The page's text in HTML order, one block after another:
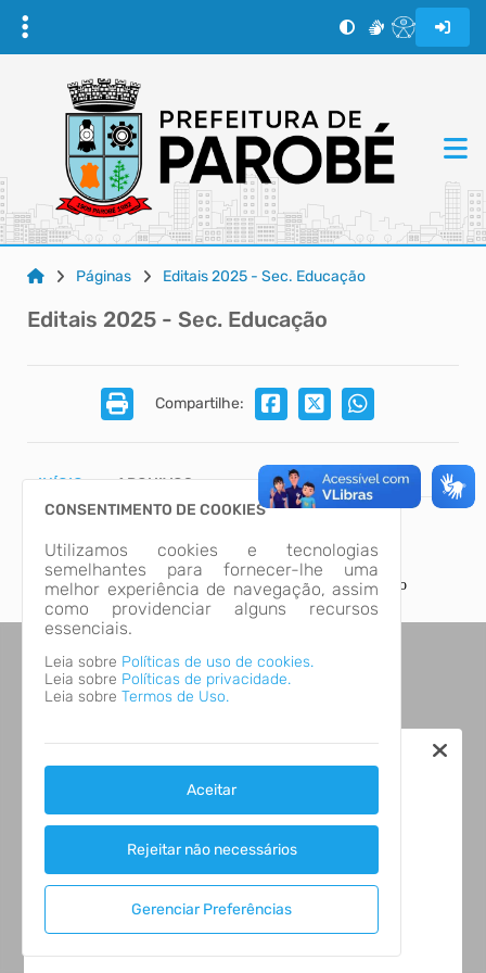
Páginas Editais 2025 - Sec. Educação
Editais 2025 - Sec. Educação
Compartilhe:
INÍCIO ARQUIVOS
Educação do ano de 2025.
Você pode acessar os arquivos relacionados através da opção
"Arquivos".
CONSENTIMENTO DE COOKIES
Utilizamos cookies e tecnologias
semelhantes para fornecer-lhe uma
melhor experiência de navegação, assim
como providenciar alguns recursos
essenciais.
Leia sobre Políticas de uso de cookies.
Leia sobre Políticas de privacidade.
Leia sobre Termos de Uso.
Aceitar
Rejeitar não necessários
Gerenciar Preferências